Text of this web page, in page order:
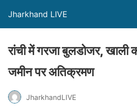
Jharkhand LIVE
रांची में गरजा बुलडोजर, खाली
जमीन पर अतिक्रमण
JharkhandLIVE